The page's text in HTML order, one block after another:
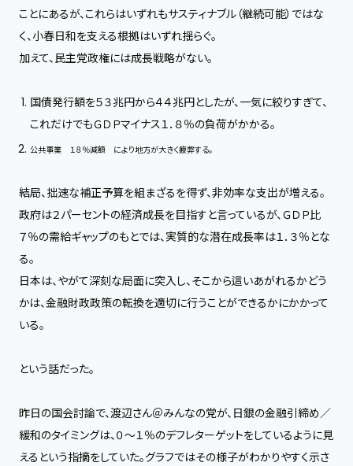
ことにあるが、これらはいずれもサスティナブル（継続可能）ではな
く、小春日和を支える根拠はいずれ揺らぐ。
加えて、民主党政権には成長戦略がない。
国債発行額を５３兆円から４４兆円としたが、一気に絞りすぎて、
これだけでもＧＤＰマイナス１．８％の負荷がかかる。
公共事業 １８％減額 により地方が大きく疲弊する。
結局、拙速な補正予算を組まざるを得ず、非効率な支出が増える。
政府は２パーセントの経済成長を目指すと言っているが、ＧＤＰ比
７％の需給ギャップのもとでは、実質的な潜在成長率は１．３％とな
る。
日本は、やがて深刻な局面に突入し、そこから這いあがれるかどう
かは、金融財政政策の転換を適切に行うことができるかにかかって
いる。
という話だった。
昨日の国会討論で、渡辺さん＠みんなの党が、日銀の金融引締め／
緩和のタイミングは、０〜１％のデフレターゲットをしているように見
えるという指摘をしていた。グラフではその様子がわかりやすく示さ